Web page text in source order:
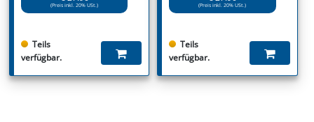
(Preis inkl. 20% USt.)
Teils
verfügbar.
(Preis inkl. 20% USt.)
Teils
verfügbar.